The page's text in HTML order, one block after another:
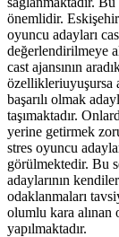
önemlidir.
oyuncu adayları
değerlendirilmeye
cast ajansının
özellikleriuyuşursa
başarılı olmak
taşımaktadır.
yerine getirmek
stres oyuncu
görülmektedir. Bu
adaylarının
odaklanmaları
olumlu kara alınan
yapılmaktadır.